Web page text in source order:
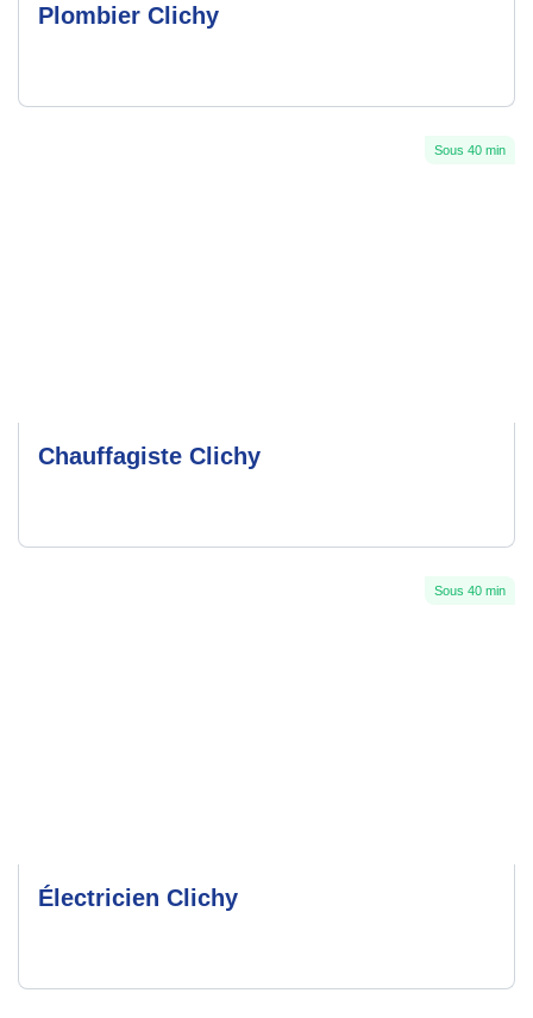
Plombier Clichy
Sous 40 min
Chauffagiste Clichy
Sous 40 min
Électricien Clichy